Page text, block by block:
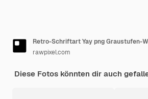
Retro-Schriftart Yay png Graustufen-
rawpixel.com
Diese Fotos könnten dir auch